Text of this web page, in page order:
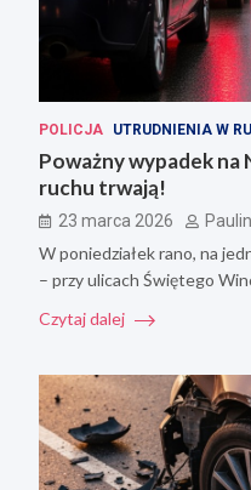
POLICJA UTRUDNIENIA W
Poważny wypadek
ruchu trwają!
23 marca 2026
W poniedziałek rano, na
– przy ulicach Świętego
Czytaj dalej